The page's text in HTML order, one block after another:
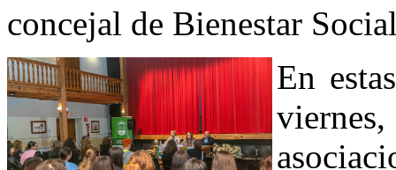
concejal de Bienestar
En